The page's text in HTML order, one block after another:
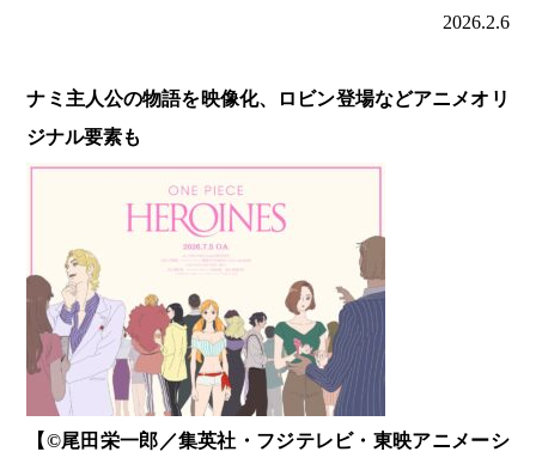
2026.2.6
ナミ主人公の物語を映像化、ロビン登場などアニメオリ
ジナル要素も
【©️尾田栄一郎／集英社・フジテレビ・東映アニメーシ